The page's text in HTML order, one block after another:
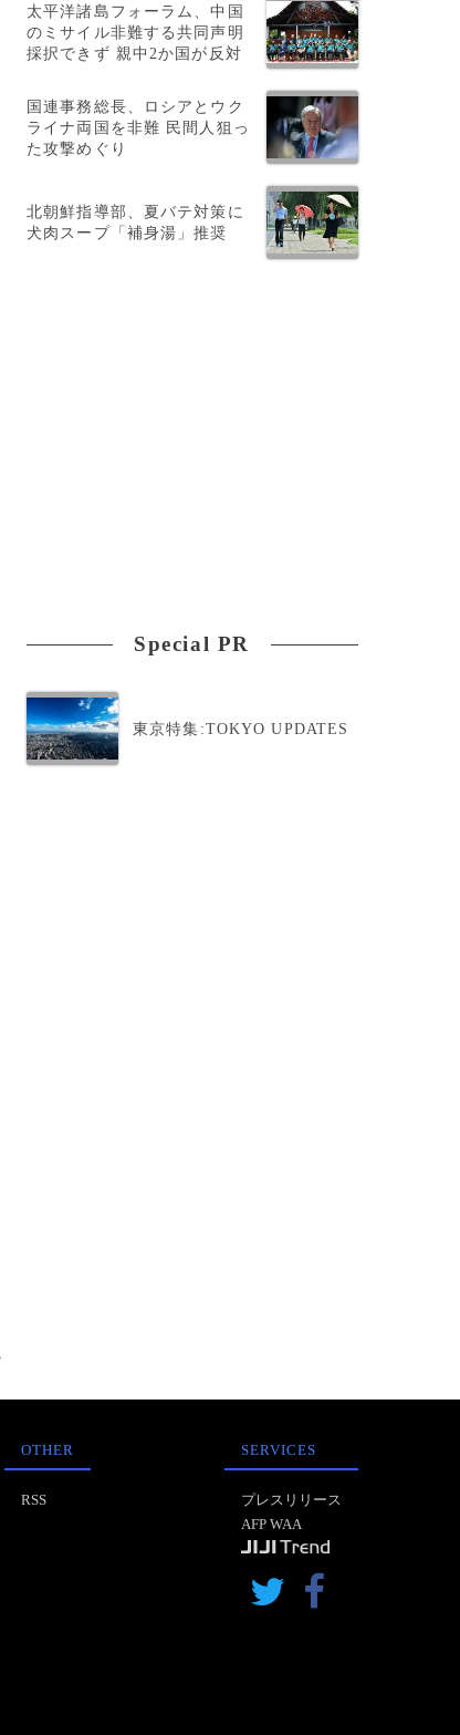
太平洋諸島フォーラム、中国
のミサイル非難する共同声明
採択できず 親中2か国が反対
国連事務総長、ロシアとウク
ライナ両国を非難 民間人狙っ
た攻撃めぐり
北朝鮮指導部、夏バテ対策に
犬肉スープ「補身湯」推奨
Special PR
東京特集:TOKYO UPDATES
OTHER
RSS
SERVICES
プレスリリース
AFP WAA